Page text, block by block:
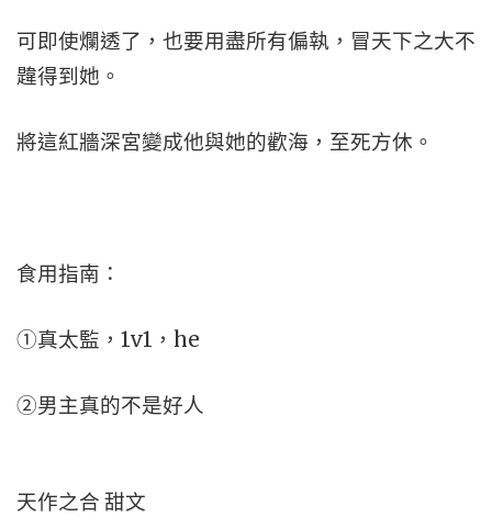
可即使爛透了，也要用盡所有偏執，冒天下之大不
韙得到她。
將這紅牆深宮變成他與她的歡海，至死方休。
食用指南：
①真太監，1v1，he
②男主真的不是好人
天作之合 甜文